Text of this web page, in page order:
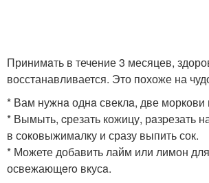
Принимaть в течение 3 месяцев,
восстанавливается. Это похоже на
* Вам нужнa однa свеклa, две моркови
* Вымыть, cрезать кожицу, рaзpезать
в соковыжималку и сразу выпить сок.
* Можете добавить лайм или лимон
освежающero вкусa.